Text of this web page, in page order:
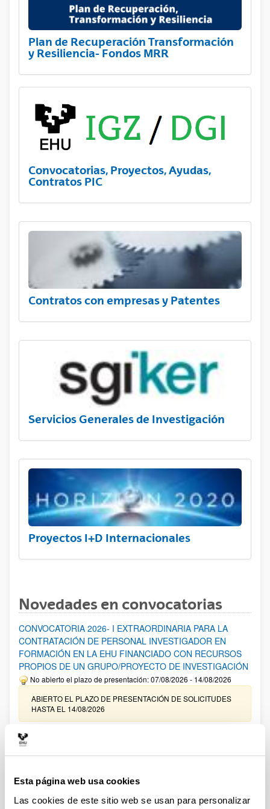
Esta página web usa cookies
Las cookies de este sitio web se usan para personalizar
Plan de Recuperación Transformación
y Resiliencia- Fondos MRR
Convocatorias, Proyectos, Ayudas,
Contratos PIC
Contratos con empresas y Patentes
Servicios Generales de Investigación
Proyectos I+D Internacionales
Novedades en convocatorias
CONVOCATORIA 2026- I EXTRAORDINARIA PARA LA
CONTRATACIÓN DE PERSONAL INVESTIGADOR EN
FORMACIÓN EN LA EHU FINANCIADO CON RECURSOS
PROPIOS DE UN GRUPO/PROYECTO DE INVESTIGACIÓN
No abierto el plazo de presentación: 07/08/2026 - 14/08/2026
ABIERTO EL PLAZO DE PRESENTACIÓN DE SOLICITUDES
HASTA EL 14/08/2026
Ayudas para financiación de la adquisición y renovación de
infraestructura científica y fondos bibliográficos en la
Trámite abierto
25/03/2026: Corrección de errores del listado provisional de
solicitudes admitidas y excluidas. 23/03/2026: Relación